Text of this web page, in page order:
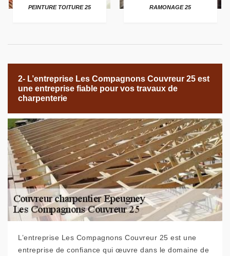
PEINTURE TOITURE 25 RAMONAGE 25
2- L’entreprise Les Compagnons Couvreur 25 est
une entreprise fiable pour vos travaux de
charpenterie
L’entreprise Les Compagnons Couvreur 25 est une
entreprise de confiance qui œuvre dans le domaine de